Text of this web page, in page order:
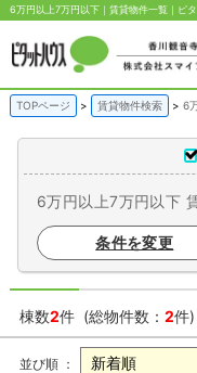
6万円以上7万円以下｜賃貸物件一覧｜ピ
TOPページ 賃貸物件検索 6
6万円以上7万円以下
条件を変更
棟数2件 (総物件数： 2件)
並び順 ：